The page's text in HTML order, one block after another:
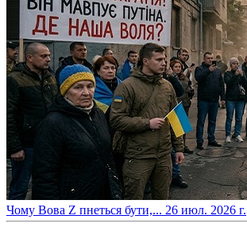
​Чому Вова Z пнеться бути,... 26 июл. 2026 г.